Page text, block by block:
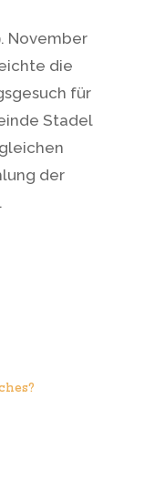
November
die
für
Stadel
der